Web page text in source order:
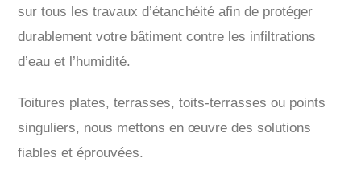
sur tous les travaux d’étanchéité afin de protéger
durablement votre bâtiment contre les infiltrations
d’eau et l’humidité.
Toitures plates, terrasses, toits-terrasses ou points
singuliers, nous mettons en œuvre des solutions
fiables et éprouvées.